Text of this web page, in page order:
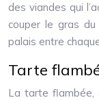
des viandes qui
couper le gras
palais entre
Tarte
La tarte flambée,